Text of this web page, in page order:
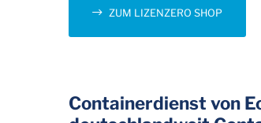
ZUM LIZENZERO SHOP
Containerdienst von